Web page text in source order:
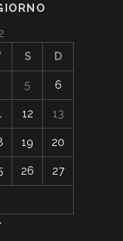
S D
5 6
12 13
19 20
26 27